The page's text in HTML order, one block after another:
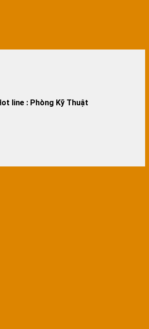
line : Phòng Kỹ Thuật